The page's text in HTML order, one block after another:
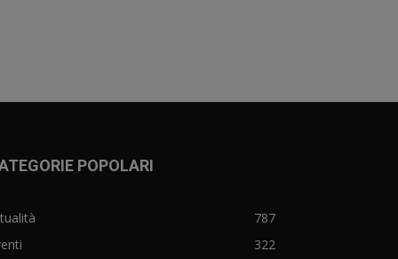
POPOLARI
787
322